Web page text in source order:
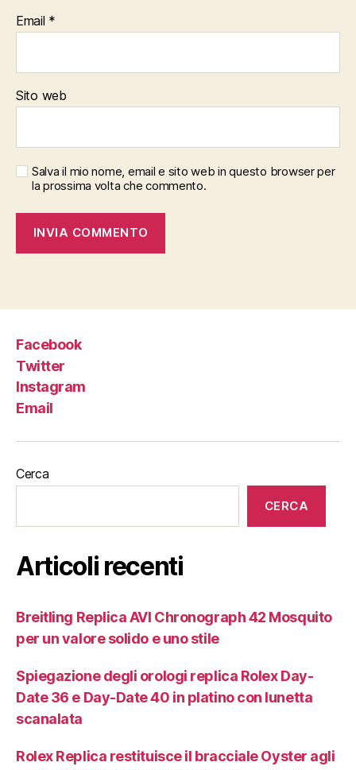
Email *
Sito web
Salva il mio nome, email e sito web in questo browser per
la prossima volta che commento.
Facebook
Twitter
Instagram
Email
Cerca
CERCA
Articoli recenti
Breitling Replica AVI Chronograph 42 Mosquito
per un valore solido e uno stile
Spiegazione degli orologi replica Rolex Day-
Date 36 e Day-Date 40 in platino con lunetta
scanalata
Rolex Replica restituisce il bracciale Oyster agli